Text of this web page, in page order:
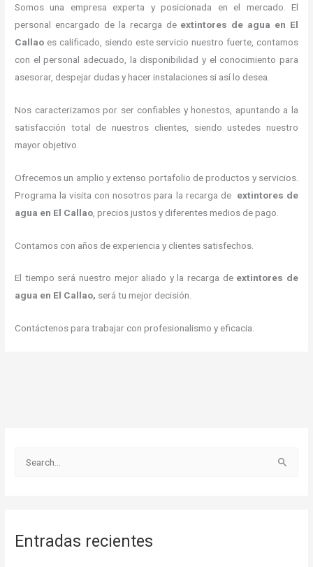
Somos una empresa experta y posicionada en el mercado. El
personal encargado de la recarga de extintores de agua en El
Callao es calificado, siendo este servicio nuestro fuerte, contamos
con el personal adecuado, la disponibilidad y el conocimiento para
asesorar, despejar dudas y hacer instalaciones si así lo desea.
Nos caracterizamos por ser confiables y honestos, apuntando a la
satisfacción total de nuestros clientes, siendo ustedes nuestro
mayor objetivo.
Ofrecemos un amplio y extenso portafolio de productos y servicios.
Programa la visita con nosotros para la recarga de extintores de
agua en El Callao , precios justos y diferentes medios de pago.
Contamos con años de experiencia y clientes satisfechos.
El tiempo será nuestro mejor aliado y la recarga de extintores de
agua en El Callao, será tu mejor decisión.
Contáctenos para trabajar con profesionalismo y eficacia.
a
Entradas recientes